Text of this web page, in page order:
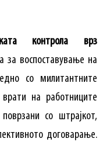
контрола врз
за воспоставување на
со милитантните
на работниците
со штрајкот,
договарање.